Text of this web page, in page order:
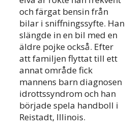
och färgat bensin från
bilar i sniffningssyfte. Han
slängde in en bil med en
äldre pojke också. Efter
att familjen flyttat till ett
annat område fick
mannens barn diagnosen
idrottssyndrom och han
började spela handboll i
Reistadt, Illinois.